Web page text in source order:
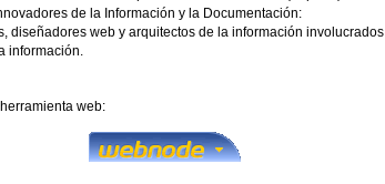
de la Información y la Documentación:
diseñadores web y arquitectos de la información involucrados
información.
web: